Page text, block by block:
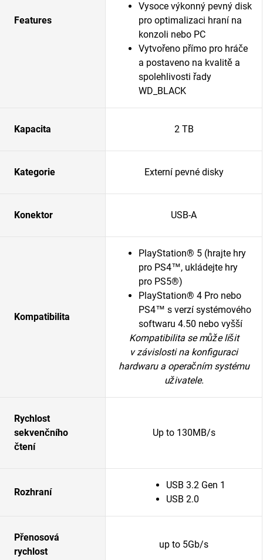
Features
Vysoce výkonný pevný disk
pro optimalizaci hraní na
konzoli nebo PC
Vytvořeno přímo pro hráče
a postaveno na kvalitě a
spolehlivosti řady
WD_BLACK
Kapacita 2 TB
Kategorie Externí pevné disky
Konektor USB-A
Kompatibilita
PlayStation® 5 (hrajte hry
pro PS4™, ukládejte hry
pro PS5®)
PlayStation® 4 Pro nebo
PS4™ s verzí systémového
softwaru 4.50 nebo vyšší
Kompatibilita se může lišit
v závislosti na konfiguraci
hardwaru a operačním systému
uživatele.
Rychlost
sekvenčního
čtení
Up to 130MB/s
Rozhraní
USB 3.2 Gen 1
USB 2.0
Přenosová
rychlost
up to 5Gb/s